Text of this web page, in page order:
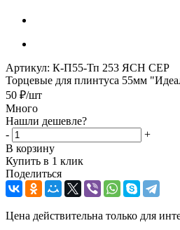
Артикул: К-П55-Тп 253 ЯСН СЕР
Торцевые для плинтуса 55мм
50 ₽/шт
Много
Нашли дешевле?
-
+
В корзину
Купить в 1 клик
Поделиться
Цена действительна только для